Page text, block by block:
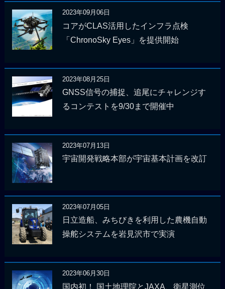
2023年09月06日
コアがCLAS活用したインフラ点検
「ChronoSky Eyes」を提供開始
2023年08月25日
GNSS信号の捕捉、追尾にチャレンジす
るコンテストを9/30まで開催中
2023年07月13日
宇宙開発戦略本部が宇宙基本計画を改訂
2023年07月05日
日立造船、みちびきを利用した農機自動
操舵システムを岩見沢市で実演
2023年06月30日
国内初！ 国土地理院とJAXA、衛星測位